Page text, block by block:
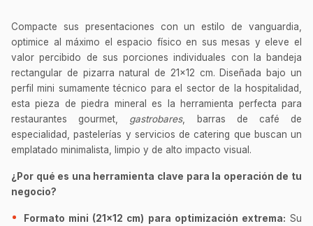
Compacte sus presentaciones con un estilo de vanguardia,
optimice al máximo el espacio físico en sus mesas y eleve el
valor percibido de sus porciones individuales con la bandeja
rectangular de pizarra natural de 21x12 cm. Diseñada bajo un
perfil mini sumamente técnico para el sector de la hospitalidad,
esta pieza de piedra mineral es la herramienta perfecta para
restaurantes gourmet, gastrobares, barras de café de
especialidad, pastelerías y servicios de catering que buscan un
emplatado minimalista, limpio y de alto impacto visual.
¿Por qué es una herramienta clave para la operación de tu
negocio?
Formato mini (21x12 cm) para optimización extrema: Su
Métodos de envío y entrega
Ver sucursales y contacto